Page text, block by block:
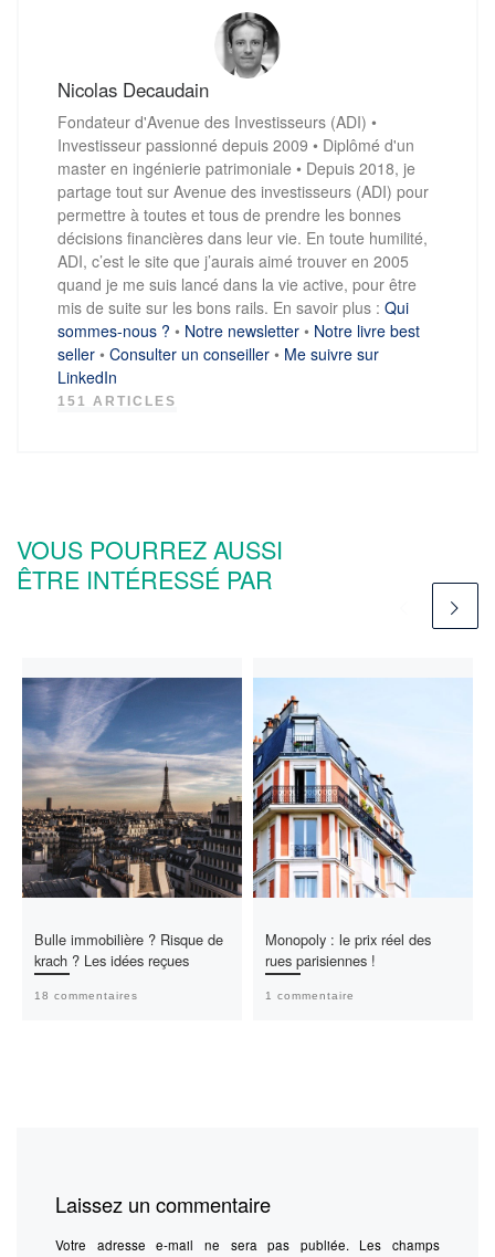
Nicolas Decaudain
Fondateur d'Avenue des Investisseurs (ADI) •
Investisseur passionné depuis 2009 • Diplômé d'un
master en ingénierie patrimoniale • Depuis 2018, je
partage tout sur Avenue des investisseurs (ADI) pour
permettre à toutes et tous de prendre les bonnes
décisions financières dans leur vie. En toute humilité,
ADI, c’est le site que j’aurais aimé trouver en 2005
quand je me suis lancé dans la vie active, pour être
mis de suite sur les bons rails. En savoir plus : Qui
sommes-nous ? • Notre newsletter • Notre livre best
seller •Consulter un conseiller • Me suivre sur
LinkedIn
151 ARTICLES
VOUS POURREZ AUSSI
ÊTRE INTÉRESSÉ PAR
Bulle immobilière ? Risque de
krach ? Les idées reçues
18 commentaires
Monopoly : le prix réel des
rues parisiennes !
1 commentaire
Laissez un commentaire
Votre adresse e-mail ne sera pas publiée.
Les champs